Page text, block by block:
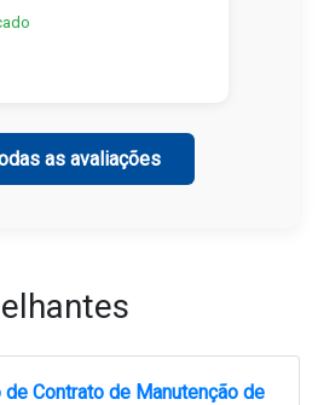
as avaliações
Contrato de Manutenção de